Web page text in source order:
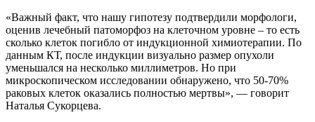
«Важный факт, что нашу гипотезу подтвердили морфологи,
оценив лечебный патоморфоз на клеточном уровне – то есть
сколько клеток погибло от индукционной химиотерапии. По
данным КТ, после индукции визуально размер опухоли
уменьшался на несколько миллиметров. Но при
микроскопическом исследовании обнаружено, что 50-70%
раковых клеток оказались полностью мертвы», — говорит
Наталья Сукорцева.